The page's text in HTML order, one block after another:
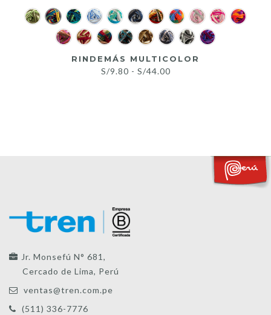
RINDEMÁS MULTICOLOR
S/9.80 - S/44.00Rango
Jr. Monsefú N° 681,
Cercado de Lima, Perú
ventas@tren.com.pe
(511) 336-7776